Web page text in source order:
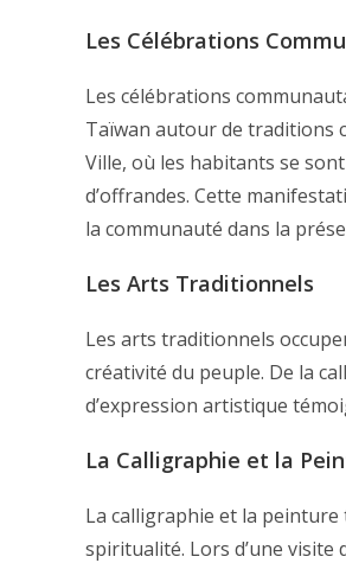
Les Célébrations
Les célébrations
Taïwan autour de traditions
Ville, où les habitants se
d’offrandes. Cette
la communauté dans la
Les Arts Traditionnels
Les arts traditionnels
créativité du peuple. De la
d’expression artistique
La Calligraphie et la
La calligraphie et la
spiritualité. Lors d’une visite